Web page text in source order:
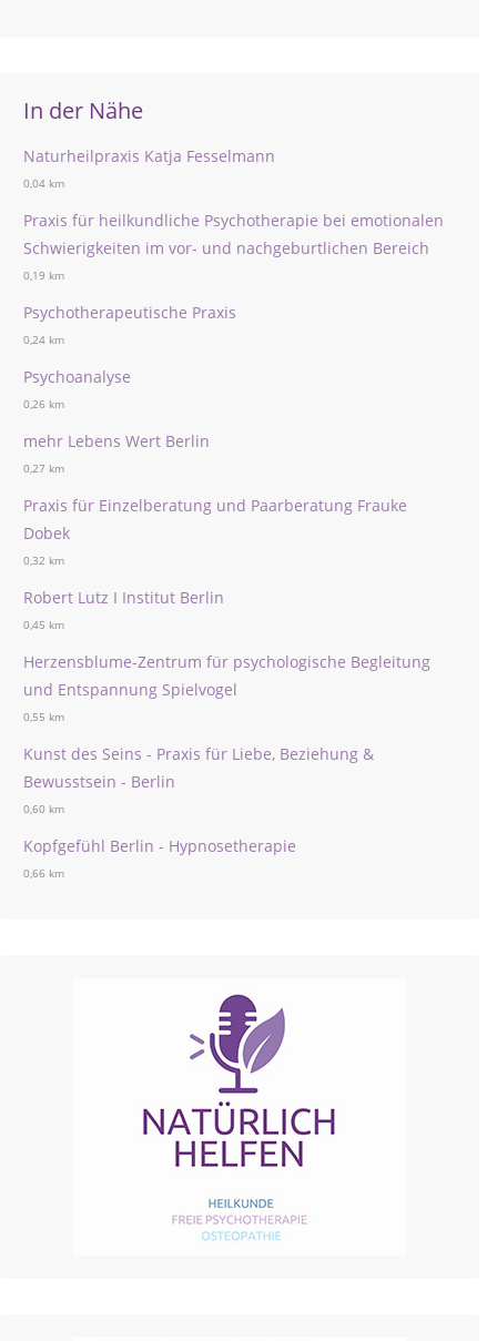
In der Nähe
Naturheilpraxis Katja Fesselmann
0,04 km
Praxis für heilkundliche Psychotherapie bei emotionalen
Schwierigkeiten im vor- und nachgeburtlichen Bereich
0,19 km
Psychotherapeutische Praxis
0,24 km
Psychoanalyse
0,26 km
mehr Lebens Wert Berlin
0,27 km
Praxis für Einzelberatung und Paarberatung Frauke
Dobek
0,32 km
Robert Lutz I Institut Berlin
0,45 km
Herzensblume-Zentrum für psychologische Begleitung
und Entspannung Spielvogel
0,55 km
Kunst des Seins - Praxis für Liebe, Beziehung &
Bewusstsein - Berlin
0,60 km
Kopfgefühl Berlin - Hypnosetherapie
0,66 km